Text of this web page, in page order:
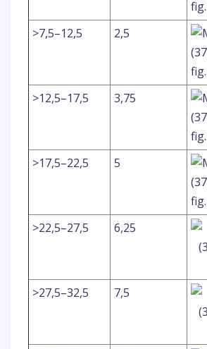
>7,5–12,5 2,5
>12,5–17,5 3,75
>17,5–22,5 5
>22,5–27,5 6,25
>27,5–32,5 7,5